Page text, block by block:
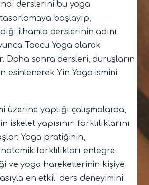
derslerini bu yoga
başlayıp,
ilhamla derslerinin adını
Taocu Yoga olarak
Daha sonra dersleri, duruşların
esinlenerek Yin Yoga ismini
üzerine yaptığı çalışmalarda,
iskelet yapısının farklılıklarını
Yoga pratiğinin,
farklılıkları entegre
ve yoga hareketlerinin kişiye
en etkili ders deneyimini